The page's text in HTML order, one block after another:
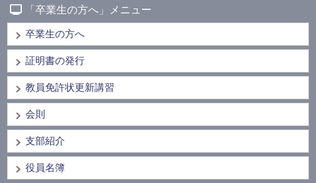
「卒業生の方へ」メニュー
卒業生の方へ
証明書の発行
教員免許状更新講習
会則
支部紹介
役員名簿